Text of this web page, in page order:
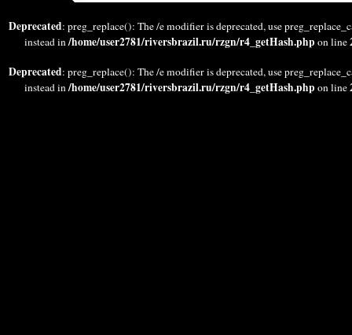
Deprecated: preg_replace(): The /e modifier is deprecated, use
instead in/home/user2781/riversbrazil.ru/rzgn/r4_getHash.php on line
Deprecated: preg_replace(): The /e modifier is deprecated, use
instead in/home/user2781/riversbrazil.ru/rzgn/r4_getHash.php on line